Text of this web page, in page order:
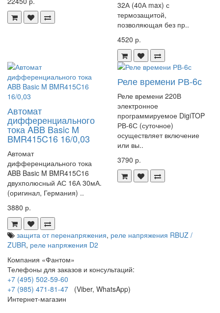
32А (40А max) с
термозащитой,
позволяющая без пр..
4520 р.
Автомат
дифференциального
тока ABB Basic M
BMR415C16 16/0,03
Автомат
дифференциального тока
ABB Basic M BMR415C16
двухполюсный АС 16А 30мА.
(оригинал, Германия) ..
3880 р.
Реле времени РВ-6с
Реле времени 220В
электронное
программируемое DigiTOP
РВ-6С (суточное)
осуществляет включение
или вы..
3790 р.
защита от перенапряжения, реле напряжения RBUZ /
ZUBR, реле напряжения D2
Компания «Фантом»
Телефоны для заказов и консультаций:
+7 (495) 502-59-60
+7 (985) 471-81-47 (Viber, WhatsApp)
Интернет-магазин